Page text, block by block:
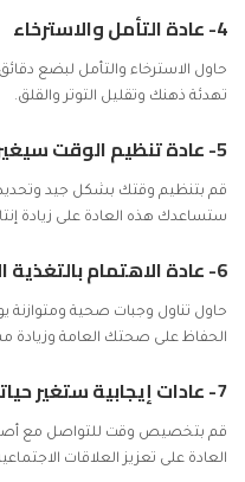
4- عادة التأمل والاسترخاء
حاول الاسترخاء والتأمل لبضع
تهدئة ذهنك وتقليل التوتر والقلق.
5- عادة تنظيم الوقت سيغير حياتك
قم بتنظيم وقتك بشكل جيد وتحديد
ستساعدك هذه العادة على زيادة
6- عادة الاهتمام بالتغذية الصحية
حاول تناول وجبات صحية ومتوازنة
الحفاظ على صحتك العامة
7- عادات إيجابية ستغير حياتك|عادةالتواصل الاجتماعي
قم بتخصيص وقت للتواصل مع
العادة على تعزيز العلاقات